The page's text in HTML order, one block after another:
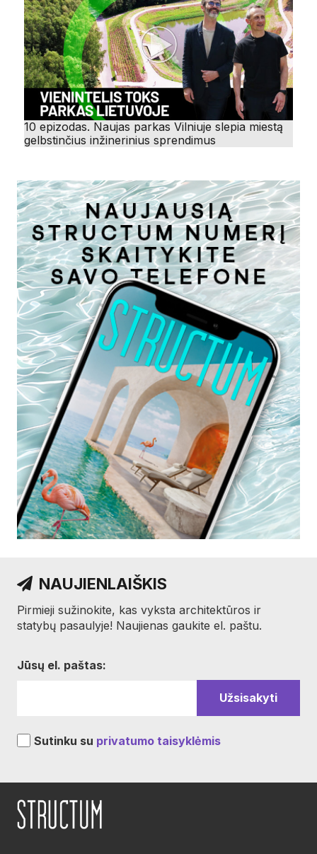
10 epizodas. Naujas parkas Vilniuje slepia miestą
gelbstinčius inžinerinius sprendimus
NAUJIENLAIŠKIS
Pirmieji sužinokite, kas vyksta architektūros ir
statybų pasaulyje! Naujienas gaukite el. paštu.
Jūsų el. paštas:
Sutinku su privatumo taisyklėmis